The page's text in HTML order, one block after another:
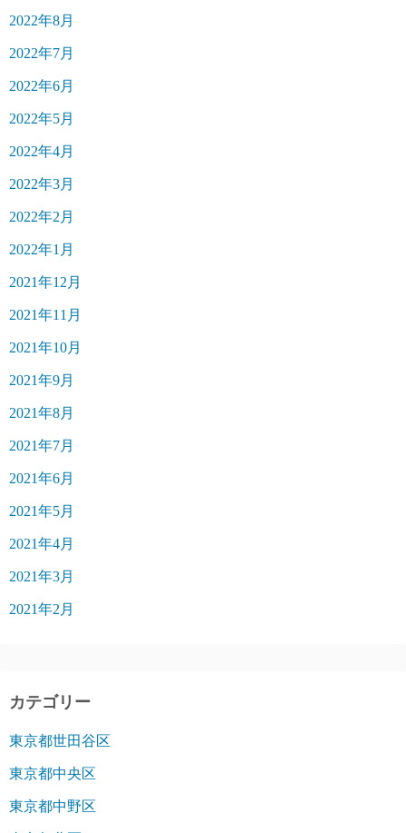
2022年8月
2022年7月
2022年6月
2022年5月
2022年4月
2022年3月
2022年2月
2022年1月
2021年12月
2021年11月
2021年10月
2021年9月
2021年8月
2021年7月
2021年6月
2021年5月
2021年4月
2021年3月
2021年2月
カテゴリー
東京都世田谷区
東京都中央区
東京都中野区